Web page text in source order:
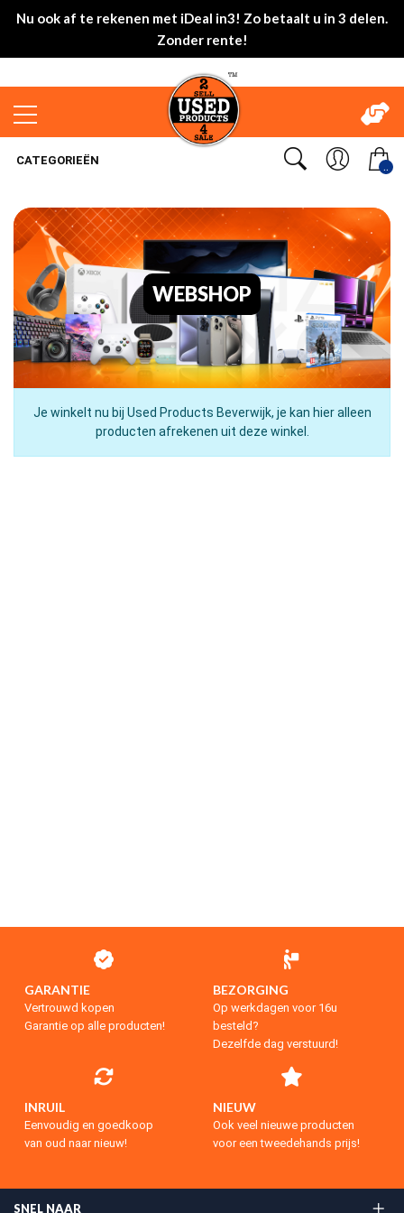
Nu ook af te rekenen met iDeal in3! Zo betaalt u in 3 delen.
Zonder rente!
..
CATEGORIEËN
WEBSHOP
Je winkelt nu bij Used Products Beverwijk, je kan hier alleen
producten afrekenen uit deze winkel.
GARANTIE
Vertrouwd kopen
Garantie op alle producten!
BEZORGING
Op werkdagen voor 16u
besteld?
Dezelfde dag verstuurd!
INRUIL
Eenvoudig en goedkoop
van oud naar nieuw!
NIEUW
Ook veel nieuwe producten
voor een tweedehands prijs!
SNEL NAAR